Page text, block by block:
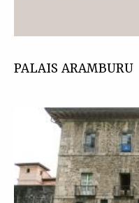
PALAIS ARAMBURU